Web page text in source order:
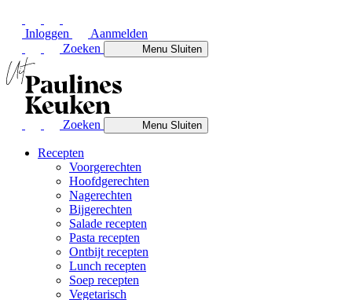
Inloggen
Aanmelden
Zoeken
MenuSluiten
Zoeken MenuSluiten
Recepten
Voorgerechten
Hoofdgerechten
Nagerechten
Bijgerechten
Salade recepten
Pasta recepten
Ontbijt recepten
Lunch recepten
Soep recepten
Vegetarisch